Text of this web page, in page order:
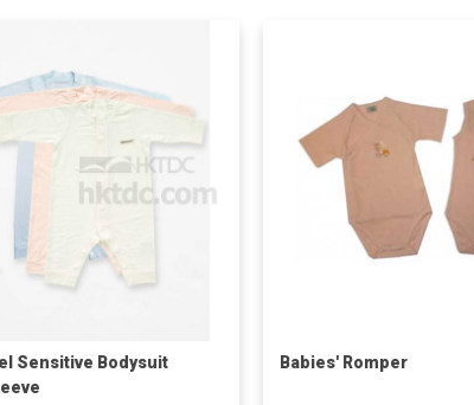
Sensitive Bodysuit
Babies' Romper